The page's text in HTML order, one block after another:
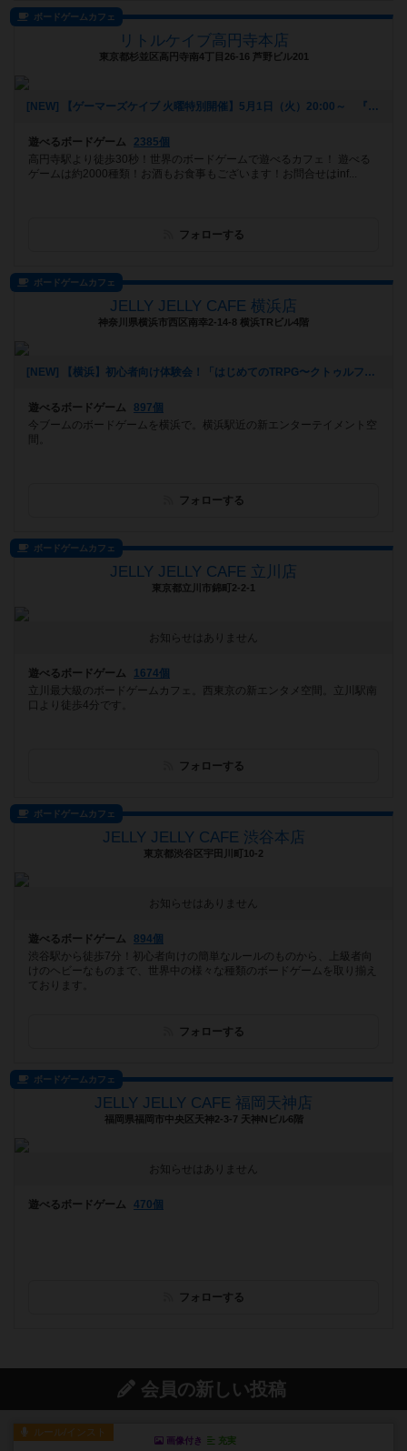
ボードゲームカフェ
リトルケイブ高円寺本店
東京都杉並区高円寺南4丁目26-16 芦野ビル201
[NEW] 【ゲーマーズケイブ 火曜特別開催】5月1日（火）20:00～ 『ロールプレイヤー』（2018年04月22日 18時42分）
遊べるボードゲーム
2385個
高円寺駅より徒歩30秒！世界のボードゲームで遊べるカフェ！ 遊べる
ゲームは約2000種類！お酒もお食事もございます！お問合せはinf...
フォローする
ボードゲームカフェ
JELLY JELLY CAFE 横浜店
神奈川県横浜市西区南幸2-14-8 横浜TRビル4階
[NEW] 【横浜】初心者向け体験会！「はじめてのTRPG〜クトゥルフ神話TRPG〜」【4月18日】（2018年04月06日 16時53分）
遊べるボードゲーム
897個
今ブームのボードゲームを横浜で。横浜駅近の新エンターテイメント空
フォローする
ボードゲームカフェ
JELLY JELLY CAFE 立川店
東京都立川市錦町2-2-1
お知らせはありません
遊べるボードゲーム
1674個
立川最大級のボードゲームカフェ。西東京の新エンタメ空間。立川駅南
口より徒歩4分です。
フォローする
ボードゲームカフェ
JELLY JELLY CAFE 渋谷本店
東京都渋谷区宇田川町10-2
お知らせはありません
遊べるボードゲーム
894個
渋谷駅から徒歩7分！初心者向けの簡単なルールのものから、上級者向
けのヘビーなものまで、世界中の様々な種類のボードゲームを取り揃え
ております。
フォローする
ボードゲームカフェ
JELLY JELLY CAFE 福岡天神店
福岡県福岡市中央区天神2-3-7 天神Nビル6階
お知らせはありません
遊べるボードゲーム 470個
フォローする
会員の新しい投稿
ルール/インスト
画像付き 充実